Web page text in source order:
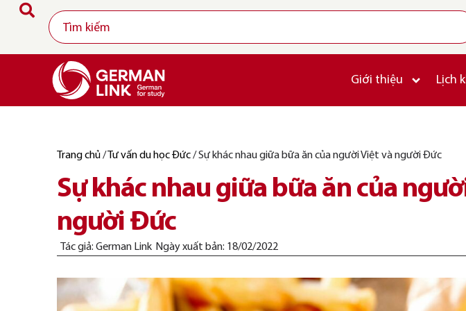
Giới thiệu Lịch
Trang chủ/ Tư vấn du học Đức/Sự khác nhau giữa bữa ăn của người Việt và người Đức
Sự khác nhau giữa bữa ăn của
người Đức
Tác giả: German Link Ngày xuất bản: 18/02/2022